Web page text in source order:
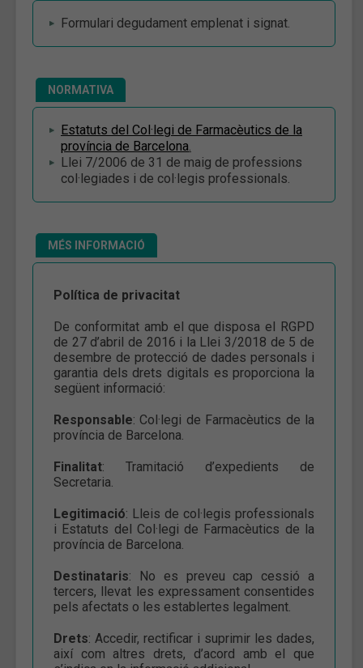
Formulari degudament emplenat i signat.
NORMATIVA
Estatuts del Col·legi de Farmacèutics de la
província de Barcelona.
Llei 7/2006 de 31 de maig de professions
col·legiades i de col·legis professionals.
MÉS INFORMACIÓ
Política de privacitat
De conformitat amb el que disposa el RGPD
de 27 d’abril de 2016 i la Llei 3/2018 de 5 de
desembre de protecció de dades personals i
garantia dels drets digitals es proporciona la
següent informació:
Responsable: Col·legi de Farmacèutics de la
província de Barcelona.
Finalitat: Tramitació d’expedients de
Secretaria.
Legitimació: Lleis de col·legis professionals
i Estatuts del Col·legi de Farmacèutics de la
província de Barcelona.
Destinataris: No es preveu cap cessió a
tercers, llevat les expressament consentides
pels afectats o les establertes legalment.
Drets: Accedir, rectificar i suprimir les dades,
així com altres drets, d’acord amb el que